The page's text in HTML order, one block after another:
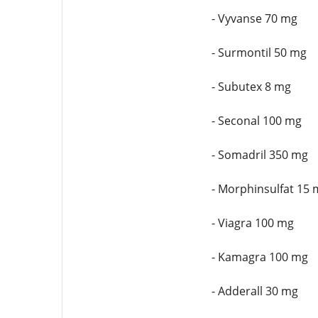
- Vyvanse 70 mg
- Surmontil 50 mg
- Subutex 8 mg
- Seconal 100 mg
- Somadril 350 mg
- Morphinsulfat 15
- Viagra 100 mg
- Kamagra 100 mg
- Adderall 30 mg